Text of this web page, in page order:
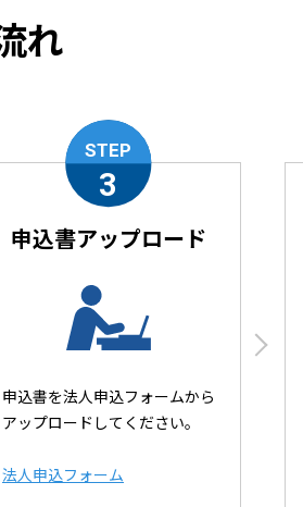
れ
STEP
3
申込書アップロード
申込書を法人申込フォームから
アップロードしてください。
法人申込フォーム